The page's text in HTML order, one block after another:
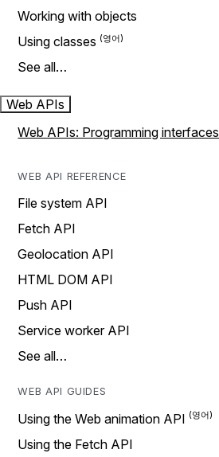
Working with objects
Using classes
See all…
Web APIs
Web APIs: Programming interfaces
WEB API REFERENCE
File system API
Fetch API
Geolocation API
HTML DOM API
Push API
Service worker API
See all…
WEB API GUIDES
Using the Web animation API
Using the Fetch API